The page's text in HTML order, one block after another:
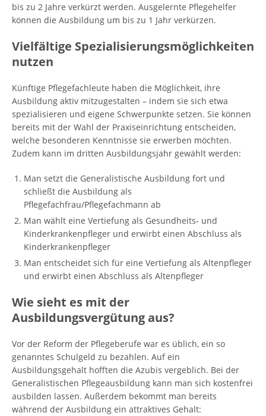
bis zu 2 Jahre verkürzt werden. Ausgelernte Pflegehelfer
können die Ausbildung um bis zu 1 Jahr verkürzen.
Vielfältige Spezialisierungsmöglichkeiten
nutzen
Künftige Pflegefachleute haben die Möglichkeit, ihre
Ausbildung aktiv mitzugestalten – indem sie sich etwa
spezialisieren und eigene Schwerpunkte setzen. Sie können
bereits mit der Wahl der Praxiseinrichtung entscheiden,
welche besonderen Kenntnisse sie erwerben möchten.
Zudem kann im dritten Ausbildungsjahr gewählt werden:
Man setzt die Generalistische Ausbildung fort und
schließt die Ausbildung als
Pflegefachfrau/Pflegefachmann ab
Man wählt eine Vertiefung als Gesundheits- und
Kinderkrankenpfleger und erwirbt einen Abschluss als
Kinderkrankenpfleger
Man entscheidet sich für eine Vertiefung als Altenpfleger
und erwirbt einen Abschluss als Altenpfleger
Wie sieht es mit der
Ausbildungsvergütung aus?
Vor der Reform der Pflegeberufe war es üblich, ein so
genanntes Schulgeld zu bezahlen. Auf ein
Ausbildungsgehalt hofften die Azubis vergeblich. Bei der
Generalistischen Pflegeausbildung kann man sich kostenfrei
ausbilden lassen. Außerdem bekommt man bereits
während der Ausbildung ein attraktives Gehalt: